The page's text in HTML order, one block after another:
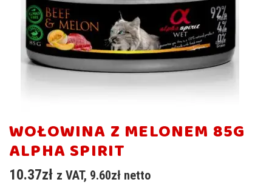
WOŁOWINA Z MELONEM 85G
ALPHA SPIRIT
10.37zł z VAT, 9.60zł netto